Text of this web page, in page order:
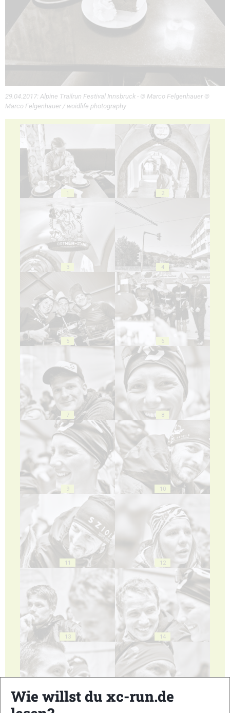
29.04.2017: Alpine Trailrun Festival Innsbruck - © Marco Felgenhauer ©
Marco Felgenhauer / woidlife photography
1 2
3 4
5 6
7 8
9 10
11 12
13 14
Wie willst du xc-run.de